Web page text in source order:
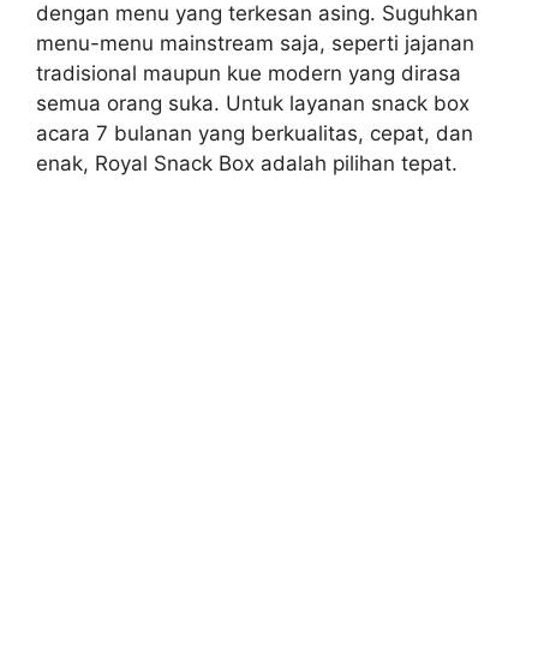
dengan menu yang terkesan asing. Suguhkan
menu-menu mainstream saja, seperti jajanan
tradisional maupun kue modern yang dirasa
semua orang suka. Untuk layanan snack box
acara 7 bulanan yang berkualitas, cepat, dan
enak, Royal Snack Box adalah pilihan tepat.